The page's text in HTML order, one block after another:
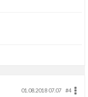
01.08.2018 07.07
#4